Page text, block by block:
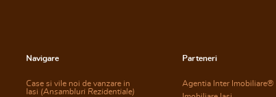
Navigare
Case si vile noi de vanzare in
Iasi (Ansambluri Rezidentiale)
Parteneri
Agentia Inter Imobiliare®